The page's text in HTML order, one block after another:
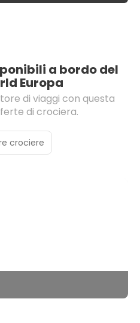
a bordo del
Europa
di viaggi con questa
di crociera.
crociere